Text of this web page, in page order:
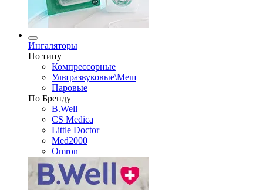
Ингаляторы
По типу
Компрессорные
Ультразвуковые\Меш
Паровые
По Бренду
B.Well
CS Medica
Little Doctor
Med2000
Omron